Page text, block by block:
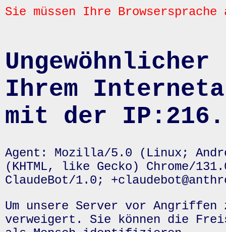
Sie müssen Ihre
Ihrem
mit der
Agent: Mozilla/5.0 (Linux;
(KHTML, like Gecko) Chrome/
ClaudeBot/1.0;
Um unsere Server vor
verweigert. Sie können die